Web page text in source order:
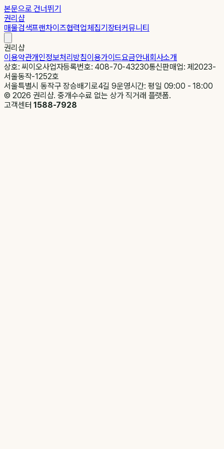
본문으로 건너뛰기
권리샵
매물검색프랜차이즈협력업체집기장터커뮤니티
권리샵
이용약관개인정보처리방침이용가이드요금안내회사소개
상호: 씨이오사업자등록번호: 408-70-43230통신판매업: 제2023-
서울동작-1252호
서울특별시 동작구 장승배기로4길 9운영시간: 평일 09:00 - 18:00
© 2026 권리샵. 중개수수료 없는 상가 직거래 플랫폼.
고객센터1588-7928